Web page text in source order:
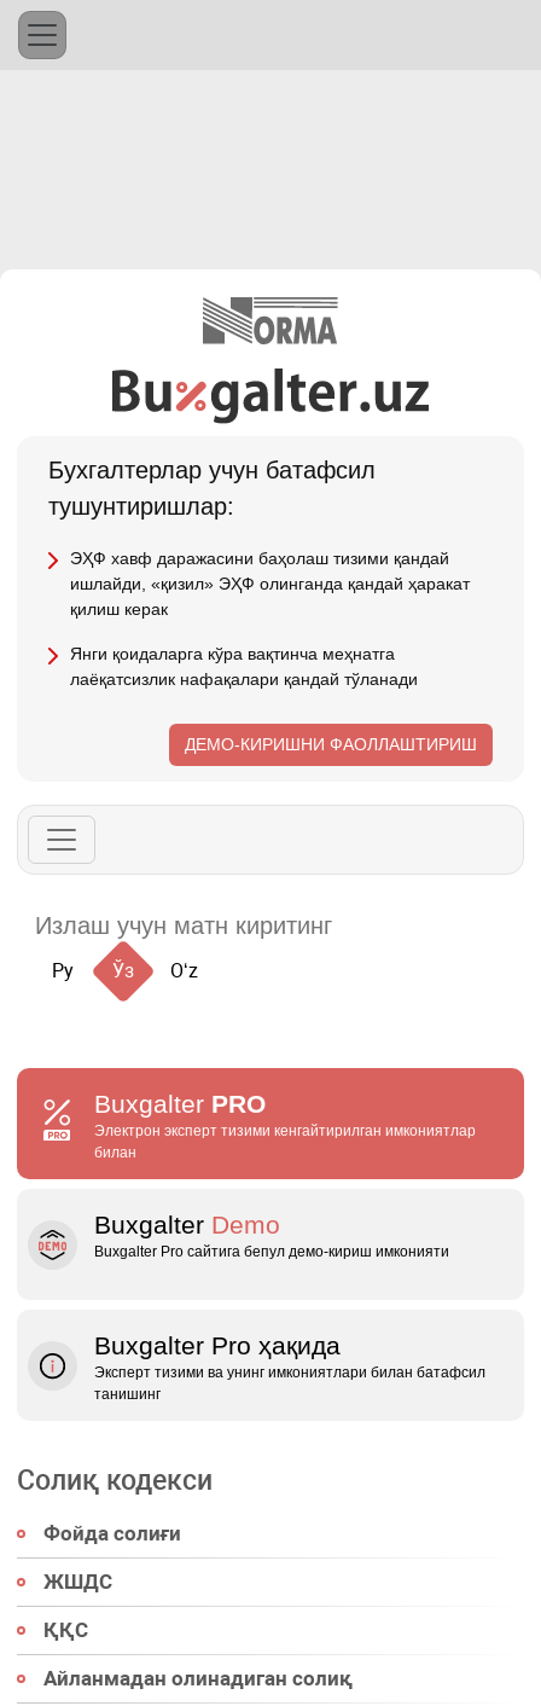
Бухгалтерлар учун батафсил
тушунтиришлар:
ЭҲФ хавф даражасини баҳолаш тизими қандай
ишлайди, «қизил» ЭҲФ олинганда қандай ҳаракат
қилиш керак
Янги қоидаларга кўра вақтинча меҳнатга
лаёқатсизлик нафақалари қандай тўланади
ДЕМО-КИРИШНИ ФАОЛЛАШТИРИШ
Ру Ўз Oʻz
Buxgalter PRO
Электрон эксперт тизими кенгайтирилган имкониятлар
билан
Buxgalter Demo
Buxgalter Pro сайтига бепул демо‑кириш имконияти
Buxgalter Pro ҳақида
Эксперт тизими ва унинг имкониятлари билан батафсил
танишинг
Солиқ кодекси
Фойда солиғи
ЖШДС
ҚҚС
Айланмадан олинадиган солиқ